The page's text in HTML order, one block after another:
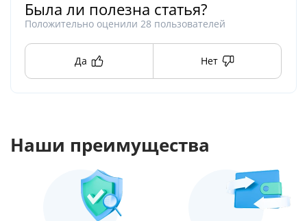
Была ли полезна статья?
Положительно оценили 28 пользователей
Да Нет
Наши преимущества